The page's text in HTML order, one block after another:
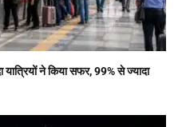
ने किया सफर, 99% से ज्यादा